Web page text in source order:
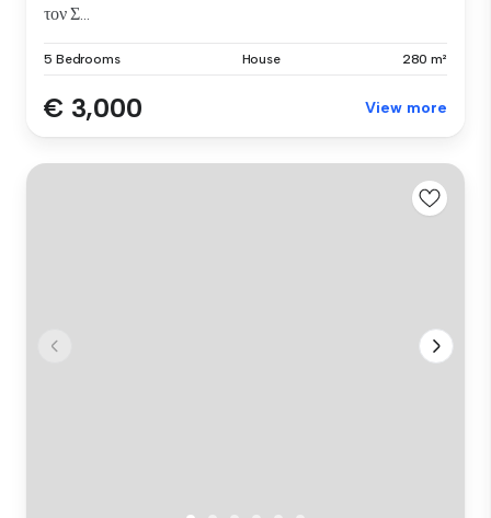
τον Σ...
5 Bedrooms House 280 m²
€ 3,000 View more